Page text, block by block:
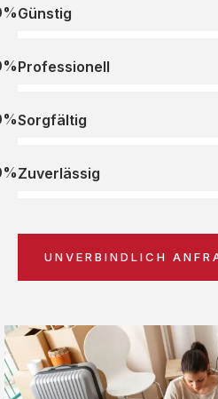
Günstig
Professionell
Sorgfältig
Zuverlässig
UNVERBINDLICH